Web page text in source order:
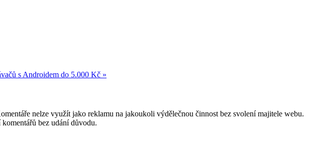
s Androidem do 5.000 Kč »
nelze využít jako reklamu na jakoukoli výdělečnou činnost bez svolení majitele webu.
bez udání důvodu.